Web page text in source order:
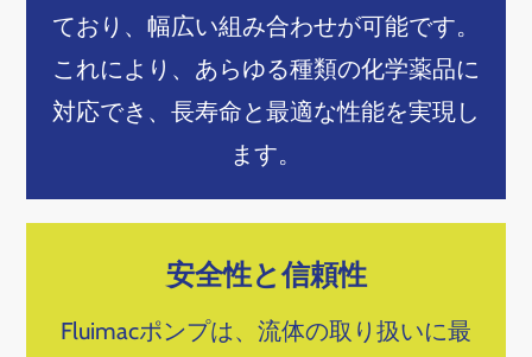
ており、幅広い組み合わせが可能です。
これにより、あらゆる種類の化学薬品に
対応でき、長寿命と最適な性能を実現し
ます。
安全性と信頼性
Fluimacポンプは、流体の取り扱いに最